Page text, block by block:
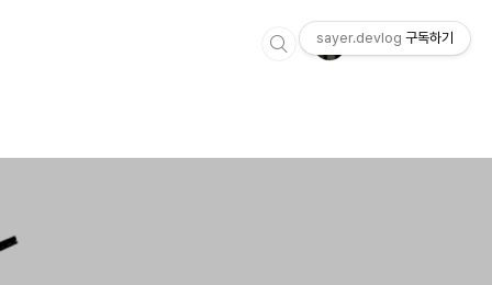
sayer.devlog 구독하기